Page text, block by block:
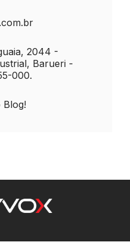
2044 -
Barueri -
000.
Blog!